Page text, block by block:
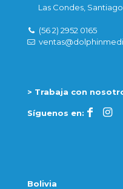
Las Condes, Santiago
(56 2) 2952 0165
> Trabaja con
Síguenos en:
Bolivia